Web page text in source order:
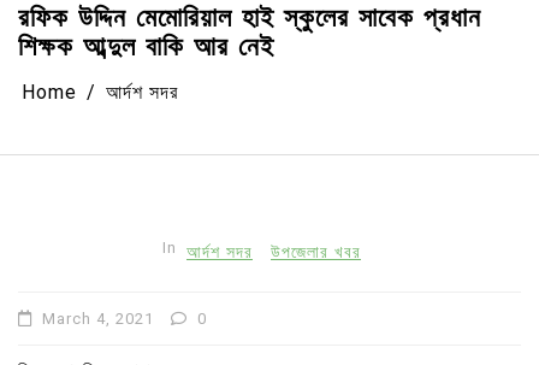
রফিক উদ্দিন মেমোরিয়াল হাই স্কুলের সাবেক প্রধান
শিক্ষক আব্দুল বাকি আর নেই
Home আর্দশ সদর
In আর্দশ সদর উপজেলার খবর
March 4, 2021 0